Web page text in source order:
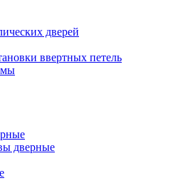
дверей
ввертных петель
дверные